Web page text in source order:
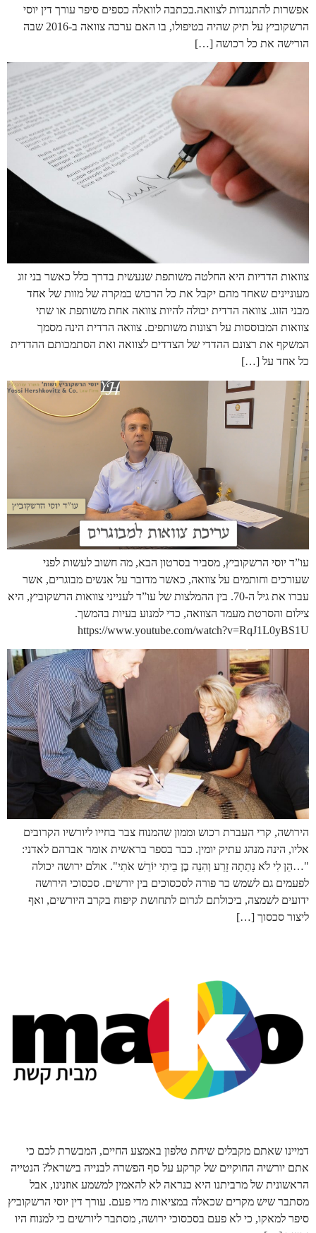
אפשרות להתנגדות לצוואה.בכתבה לוואלה כספים סיפר עורך דין יוסי
הרשקוביץ על תיק שהיה בטיפולו, בו האם ערכה צוואה ב-2016 שבה
הורישה את כל רכושה […]
צוואות הדדיות היא החלטה משותפת שנעשית בדרך כלל כאשר בני זוג
מעוניינים שאחד מהם יקבל את כל הרכוש במקרה של מוות של אחד
מבני הזוג. צוואה הדדית יכולה להיות צוואה אחת משותפת או שתי
צוואות המבוססות על רצונות משותפים. צוואה הדדית הינה מסמך
המשקף את רצונם ההדדי של הצדדים לצוואה ואת הסתמכותם ההדדית
כל אחד על […]
עו”ד יוסי הרשקוביץ, מסביר בסרטון הבא, מה חשוב לעשות לפני
שעורכים וחותמים על צוואה, כאשר מדובר על אנשים מבוגרים, אשר
עברו את גיל ה-70. בין ההמלצות של עו”ד לענייני צוואות הרשקוביץ, היא
צילום והסרטת מעמד הצוואה, כדי למנוע בעיות בהמשך.
https://www.youtube.com/watch?v=RqJ1L0yBS1U
הירושה, קרי העברת רכוש וממון שהמנוח צבר בחייו ליורשיו הקרובים
אליו, הינה מנהג עתיק יומין. כבר בספר בראשית אומר אברהם לאדני:
"…הֵן לִי לֹא נָתַתָה זָרַע וְהִנֵה בֶן בֵיתִי יוֹרֵשׁ אֹתִי". אולם ירושה יכולה
לפעמים גם לשמש כר פורה לסכסוכים בין יורשים. סכסוכי הירושה
ידועים לשמצה, ביכולתם לגרום לתחושת קיפוח בקרב היורשים, ואף
ליצור סכסוך […]
דמיינו שאתם מקבלים שיחת טלפון באמצע החיים, המבשרת לכם כי
אתם יורשיה החוקיים של קרקע על סף הפשרה לבנייה בישראל? הנטייה
הראשונית של מרביתנו היא כנראה לא להאמין למשמע אוזנינו, אבל
מסתבר שיש מקרים שכאלה במציאות מדי פעם. עורך דין יוסי הרשקוביץ
סיפר למאקו, כי לא פעם בסכסוכי ירושה, מסתבר ליורשים כי למנוח היו